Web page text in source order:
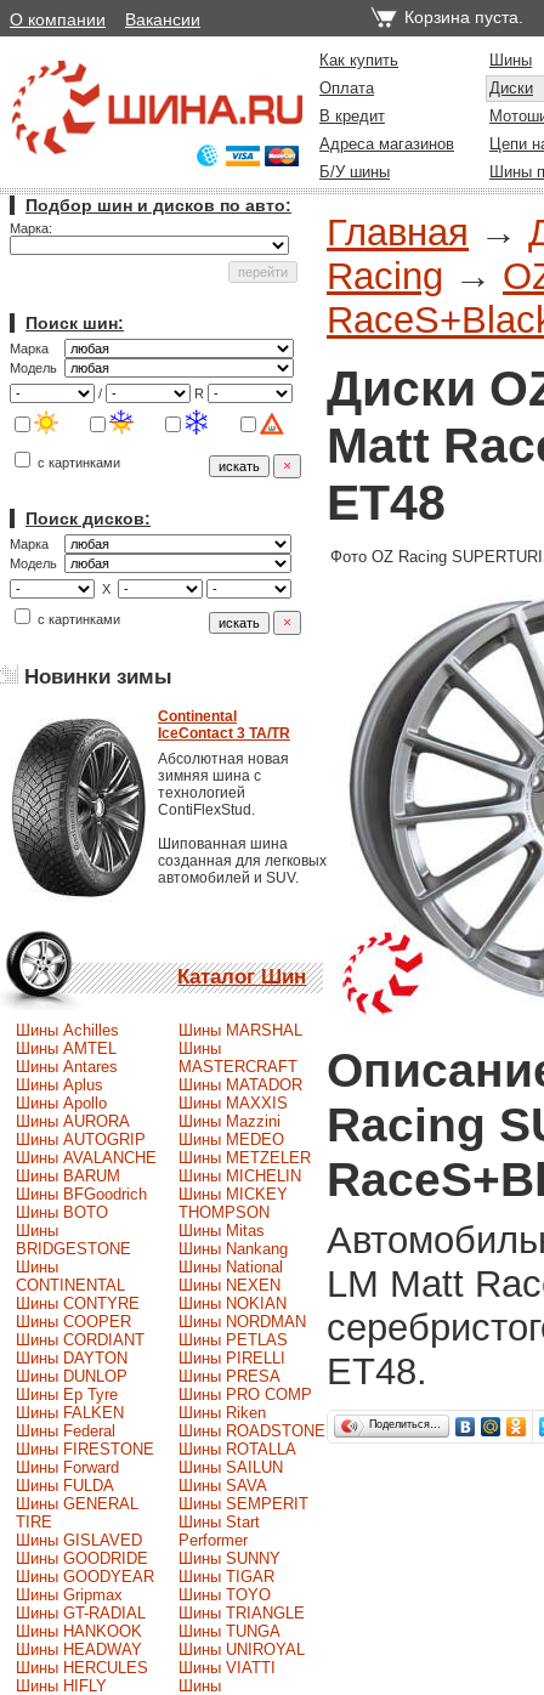
О компании Вакансии Корзина пуста.
Как купить
Шины
Оплата
Диски
В кредит
Адреса магазинов
Цепи
Б/У шины
Шины
Подбор шин и дисков по авто:
Марка:
Поиск шин:
Марка
Модель
/
R
с картинками
Поиск дисков:
Марка
Модель
X
с картинками
Новинки зимы
Continental
IceContact 3 TA/TR
Абсолютная новая
зимняя шина с
технологией
ContiFlexStud.
Шипованная шина
созданная для легковых
автомобилей и SUV.
Каталог Шин
Шины Achilles
Шины AMTEL
Шины Antares
Шины Aplus
Шины Apollo
Шины AURORA
Шины AUTOGRIP
Шины AVALANCHE
Шины BARUM
Шины BFGoodrich
Шины BOTO
Шины
BRIDGESTONE
Шины
CONTINENTAL
Шины CONTYRE
Шины COOPER
Шины CORDIANT
Шины DAYTON
Шины DUNLOP
Шины Ep Tyre
Шины FALKEN
Шины Federal
Шины FIRESTONE
Шины Forward
Шины FULDA
Шины GENERAL
TIRE
Шины GISLAVED
Шины GOODRIDE
Шины GOODYEAR
Шины Gripmax
Шины GT-RADIAL
Шины HANKOOK
Шины HEADWAY
Шины HERCULES
Шины HIFLY
Шины MARSHAL
Шины
MASTERCRAFT
Шины MATADOR
Шины MAXXIS
Шины Mazzini
Шины MEDEO
Шины METZELER
Шины MICHELIN
Шины MICKEY
THOMPSON
Шины Mitas
Шины Nankang
Шины National
Шины NEXEN
Шины NOKIAN
Шины NORDMAN
Шины PETLAS
Шины PIRELLI
Шины PRESA
Шины PRO COMP
Шины Riken
Шины ROADSTONE
Шины ROTALLA
Шины SAILUN
Шины SAVA
Шины SEMPERIT
Шины Start
Performer
Шины SUNNY
Шины TIGAR
Шины TOYO
Шины TRIANGLE
Шины TUNGA
Шины UNIROYAL
Шины VIATTI
Шины
Главная →
Racing →
Диски
Matt
ET48
Фото OZ Racing
Racing
LM Matt
ET48.
Поделиться…